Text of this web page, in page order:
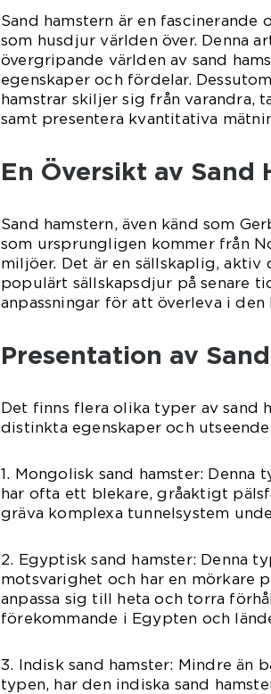
Sand hamstern är en
som husdjur världen över. Denna
övergripande världen av sand
egenskaper och fördelar.
hamstrar skiljer sig från varandra,
samt presentera kvantitativa
En Översikt av Sand
Sand hamstern, även känd som
som ursprungligen kommer från
miljöer. Det är en sällskaplig,
populärt sällskapsdjur på senare
anpassningar för att överleva i den
Presentation av
Det finns flera olika typer av sand
distinkta egenskaper och
1. Mongolisk sand hamster:
har ofta ett blekare, gråaktigt
gräva komplexa tunnelsystem
2. Egyptisk sand hamster: Denna
motsvarighet och har en mörkare
anpassa sig till heta och torra
förekommande i Egypten och
3. Indisk sand hamster: Mindre än
typen, har den indiska sand